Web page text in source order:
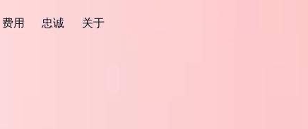
费用 忠诚 关于